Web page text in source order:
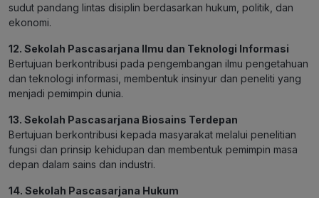
sudut pandang lintas disiplin berdasarkan hukum, politik, dan
ekonomi.
12. Sekolah Pascasarjana Ilmu dan Teknologi Informasi
Bertujuan berkontribusi pada pengembangan ilmu pengetahuan
dan teknologi informasi, membentuk insinyur dan peneliti yang
menjadi pemimpin dunia.
13. Sekolah Pascasarjana Biosains Terdepan
Bertujuan berkontribusi kepada masyarakat melalui penelitian
fungsi dan prinsip kehidupan dan membentuk pemimpin masa
depan dalam sains dan industri.
14. Sekolah Pascasarjana Hukum